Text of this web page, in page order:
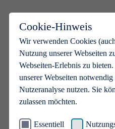
Cookie-Hinweis
Wir verwenden Cookies
Nutzung unserer Webseiten
Webseiten-Erlebnis zu
unserer Webseiten
Nutzeranalyse nutzen. Sie
zulassen möchten.
Essentiell